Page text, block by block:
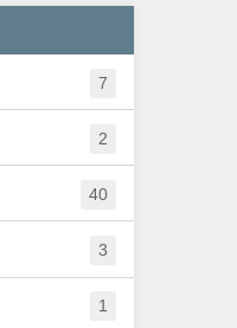
7
2
40
3
1